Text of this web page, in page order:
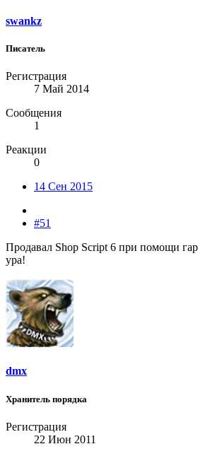
swankz
Писатель
Регистрация
7 Май 2014
Сообщения
1
Реакции
0
14 Сен 2015
#51
Продавал Shop Script 6 при помощи
ура!
dmx
Хранитель порядка
Регистрация
22 Июн 2011